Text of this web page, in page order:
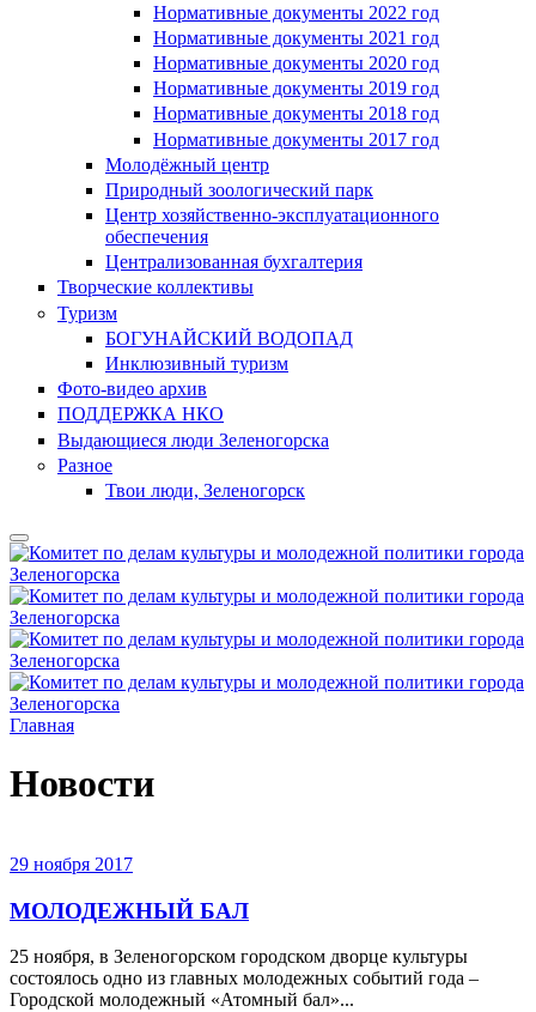
Нормативные документы 2022 год
Нормативные документы 2021 год
Нормативные документы 2020 год
Нормативные документы 2019 год
Нормативные документы 2018 год
Нормативные документы 2017 год
Молодёжный центр
Природный зоологический парк
Центр хозяйственно-эксплуатационного
обеспечения
Централизованная бухгалтерия
Творческие коллективы
Туризм
БОГУНАЙСКИЙ ВОДОПАД
Инклюзивный туризм
Фото-видео архив
ПОДДЕРЖКА НКО
Выдающиеся люди Зеленогорска
Разное
Твои люди, Зеленогорск
Главная
Новости
29 ноября 2017
МОЛОДЕЖНЫЙ БАЛ
25 ноября, в Зеленогорском городском дворце культуры
состоялось одно из главных молодежных событий года –
Городской молодежный «Атомный бал»...